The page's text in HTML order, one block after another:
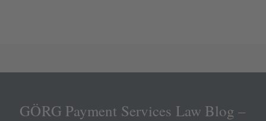
GÖRG Payment Services Law Blog –